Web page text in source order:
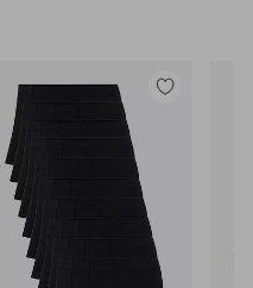
Lägg